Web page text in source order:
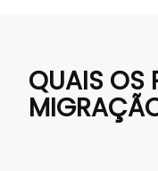
QUAIS OS